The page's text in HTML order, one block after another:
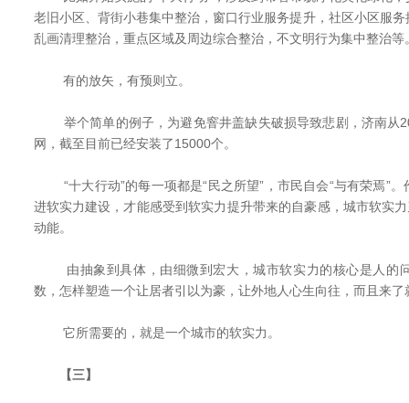
老旧小区、背街小巷集中整治，窗口行业服务提升，社区小区服
乱画清理整治，重点区域及周边综合整治，不文明行为集中整治等
有的放矢，有预则立。
举个简单的例子，为避免窨井盖缺失破损导致悲剧，济南从
网，截至目前已经安装了15000个。
“十大行动”的每一项都是“民之所望”，市民自会“与有荣焉”。
进软实力建设，才能感受到软实力提升带来的自豪感，城市软实
动能。
由抽象到具体，由细微到宏大，城市软实力的核心是人的
数，怎样塑造一个让居者引以为豪，让外地人心生向往，而且来了
它所需要的，就是一个城市的软实力。
【三】